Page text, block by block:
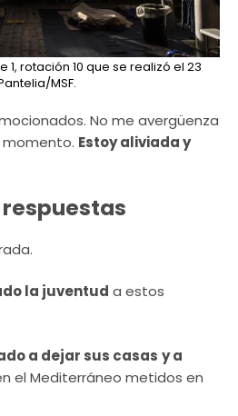
rotación 10 que se realizó el 23
MSF.
No me avergüenza
Estoy aliviada y
la juventud a estos
a dejar sus casas y a
el Mediterráneo metidos en